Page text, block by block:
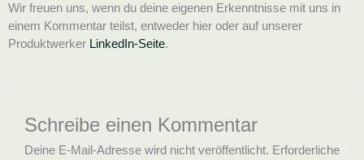
Wir freuen uns, wenn du deine eigenen Erkenntnisse mit uns in
einem Kommentar teilst, entweder hier oder auf unserer
Produktwerker LinkedIn-Seite.
Schreibe einen Kommentar
Deine E-Mail-Adresse wird nicht veröffentlicht. Erforderliche